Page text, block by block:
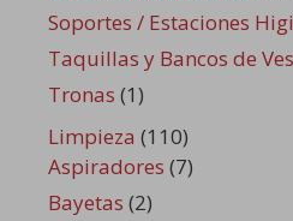
Soportes / Estaciones
Taquillas y Bancos de
Tronas (1)
Limpieza (110)
Aspiradores (7)
Bayetas (2)